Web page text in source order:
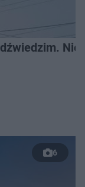
6